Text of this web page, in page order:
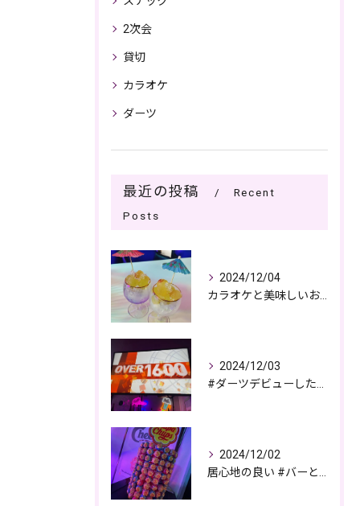
2次会
貸切
カラオケ
ダーツ
最近の投稿
Recent
Posts
2024/12/04
2024/12/03
2024/12/02